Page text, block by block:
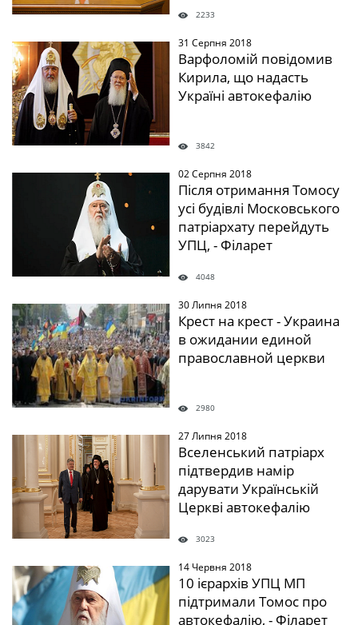
2233
" /> 31 Серпня 2018
Варфоломій повідомив
Кирила, що надасть
Україні автокефалію
3842
02 Серпня 2018
Після отримання Томосу
усі будівлі Московського
патріархату перейдуть
УПЦ, - Філарет
4048
" /> 30 Липня 2018
Крест на крест - Украина
в ожидании единой
православной церкви
2980
27 Липня 2018
Вселенський патріарх
підтвердив намір
дарувати Українській
Церкві автокефалію
3023
" /> 14 Червня 2018
10 ієрархів УПЦ МП
підтримали Томос про
автокефалію, - Філарет